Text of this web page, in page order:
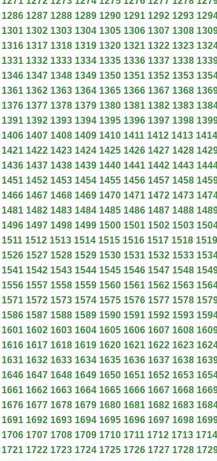
1286 1287 1288 1289 1290 1291 1292 1293
1301 1302 1303 1304 1305 1306 1307 1308
1316 1317 1318 1319 1320 1321 1322 1323
1331 1332 1333 1334 1335 1336 1337 1338
1346 1347 1348 1349 1350 1351 1352 1353
1361 1362 1363 1364 1365 1366 1367 1368
1376 1377 1378 1379 1380 1381 1382 1383
1391 1392 1393 1394 1395 1396 1397 1398
1406 1407 1408 1409 1410 1411 1412 1413 1414
1421 1422 1423 1424 1425 1426 1427 1428
1436 1437 1438 1439 1440 1441 1442 1443
1451 1452 1453 1454 1455 1456 1457 1458
1466 1467 1468 1469 1470 1471 1472 1473
1481 1482 1483 1484 1485 1486 1487 1488
1496 1497 1498 1499 1500 1501 1502 1503
1511 1512 1513 1514 1515 1516 1517 1518 1519
1526 1527 1528 1529 1530 1531 1532 1533
1541 1542 1543 1544 1545 1546 1547 1548
1556 1557 1558 1559 1560 1561 1562 1563
1571 1572 1573 1574 1575 1576 1577 1578
1586 1587 1588 1589 1590 1591 1592 1593
1601 1602 1603 1604 1605 1606 1607 1608
1616 1617 1618 1619 1620 1621 1622 1623
1631 1632 1633 1634 1635 1636 1637 1638
1646 1647 1648 1649 1650 1651 1652 1653
1661 1662 1663 1664 1665 1666 1667 1668
1676 1677 1678 1679 1680 1681 1682 1683
1691 1692 1693 1694 1695 1696 1697 1698
1706 1707 1708 1709 1710 1711 1712 1713 1714
1721 1722 1723 1724 1725 1726 1727 1728